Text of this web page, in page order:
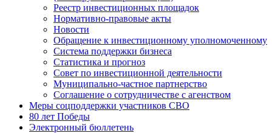
Реестр инвестиционных площадок
Нормативно-правовые акты
Новости
Обращение к инвестиционному уполномоченному
Система поддержки бизнеса
Статистика и прогноз
Совет по инвестиционной деятельности
Муниципально-частное партнерство
Соглашение о сотрудничестве с агенством
Меры соцподдержки участников СВО
80 лет Победы
Электронный бюллетень